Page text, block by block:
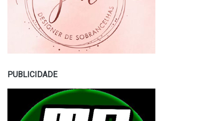
PUBLICIDADE